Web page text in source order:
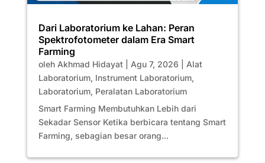
Dari Laboratorium ke Lahan: Peran
Spektrofotometer dalam Era Smart
Farming
oleh Akhmad Hidayat| Agu 7, 2026
Alat
Laboratorium, Instrument Laboratorium,
Laboratorium, Peralatan Laboratorium
Smart Farming Membutuhkan Lebih dari
Sekadar Sensor Ketika berbicara tentang Smart
Farming, sebagian besar orang...